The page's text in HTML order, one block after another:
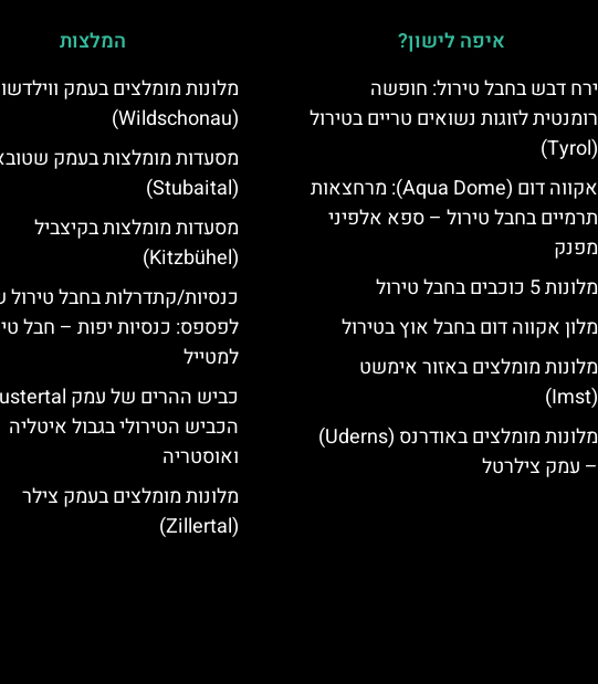
איפה לישון?
ירח דבש בחבל טירול: חופשה
רומנטית לזוגות נשואים טריים בטירול
(Tyrol)
אקווה דום (Aqua Dome): מרחצאות
תרמיים בחבל טירול – ספא אלפיני
מפנק
מלונות 5 כוכבים בחבל טירול
מלון אקווה דום בחבל אוץ בטירול
מלונות מומלצים באזור אימשט
(Imst)
מלונות מומלצים באודרנס (Uderns)
– עמק צילרטל
המלצות
מלונות מומלצים בעמק
(Wildschonau)
מסעדות מומלצות בעמק
(Stubaital)
מסעדות מומלצות בקיצביל
(Kitzbühel)
כנסיות/קתדרלות בחבל
לפספס: כנסיות יפות – חבל
למטייל
הכביש הטירולי בגבול איטליה
ואוסטריה
מלונות מומלצים בעמק צילר
(Zillertal)